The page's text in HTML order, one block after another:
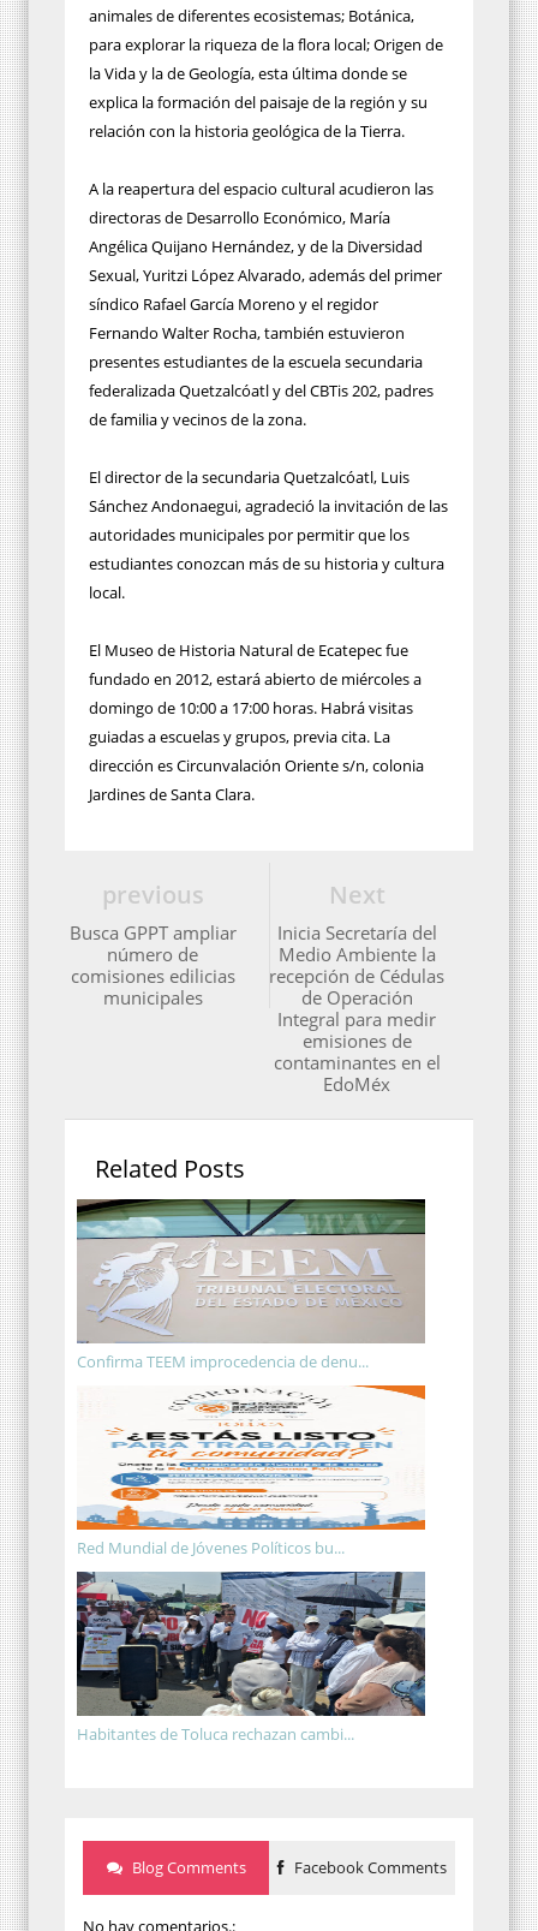
animales de diferentes ecosistemas; Botánica,
para explorar la riqueza de la flora local; Origen de
la Vida y la de Geología, esta última donde se
explica la formación del paisaje de la región y su
relación con la historia geológica de la Tierra.
A la reapertura del espacio cultural acudieron las
directoras de Desarrollo Económico, María
Angélica Quijano Hernández, y de la Diversidad
Sexual, Yuritzi López Alvarado, además del primer
síndico Rafael García Moreno y el regidor
Fernando Walter Rocha, también estuvieron
presentes estudiantes de la escuela secundaria
federalizada Quetzalcóatl y del CBTis 202, padres
de familia y vecinos de la zona.
El director de la secundaria Quetzalcóatl, Luis
Sánchez Andonaegui, agradeció la invitación de las
autoridades municipales por permitir que los
estudiantes conozcan más de su historia y cultura
local.
El Museo de Historia Natural de Ecatepec fue
fundado en 2012, estará abierto de miércoles a
domingo de 10:00 a 17:00 horas. Habrá visitas
guiadas a escuelas y grupos, previa cita. La
dirección es Circunvalación Oriente s/n, colonia
Jardines de Santa Clara.
Next
Inicia Secretaría del
Medio Ambiente la
recepción de Cédulas
de Operación
Integral para medir
emisiones de
contaminantes en el
EdoMéx
previous
Busca GPPT ampliar
número de
comisiones edilicias
municipales
Related Posts
Confirma TEEM improcedencia de denu...
Red Mundial de Jóvenes Políticos bu...
Habitantes de Toluca rechazan cambi...
Blog Comments Facebook Comments
No hay comentarios.: